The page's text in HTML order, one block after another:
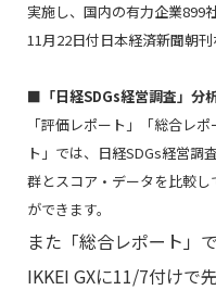
実施し、国内の有力企業899
11月22日付日本経済新聞朝刊
■「日経SDGs経営調査」分
「評価レポート」「総合レ
ト」では、日経SDGs経営調
群とスコア・データを比較
ができます。
また「総合レポート」
IKKEI GXに11/7付けで